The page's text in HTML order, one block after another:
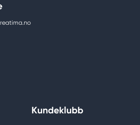
Kundeklubb